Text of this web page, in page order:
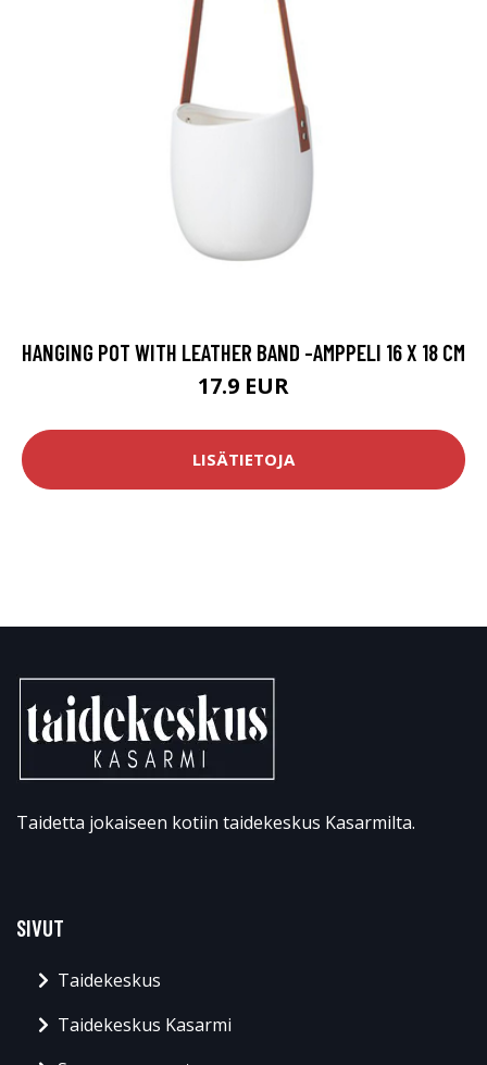
HANGING POT WITH LEATHER BAND -AMPPELI 16 X 18 CM
17.9 EUR
LISÄTIETOJA
Taidetta jokaiseen kotiin taidekeskus Kasarmilta.
SIVUT
Taidekeskus
Taidekeskus Kasarmi